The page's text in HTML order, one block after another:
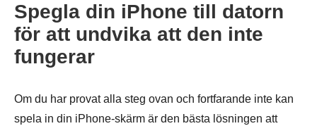
Spegla din iPhone till datorn
för att undvika att den inte
fungerar
Om du har provat alla steg ovan och fortfarande inte kan
spela in din iPhone-skärm är den bästa lösningen att